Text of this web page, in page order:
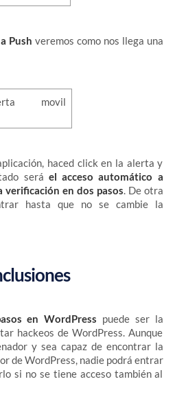
Push veremos como nos llega una
haced click en la alerta y
será el acceso automático a
en dos pasos. De otra
hasta que no se cambie la
en WordPress puede ser la
hackeos de WordPress. Aunque
y sea capaz de encontrar la
de WordPress, nadie podrá entrar
si no se tiene acceso también al